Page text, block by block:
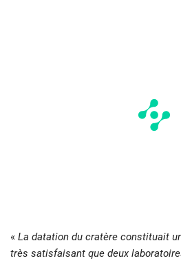
« La datation du cratère constituait
très satisfaisant que deux